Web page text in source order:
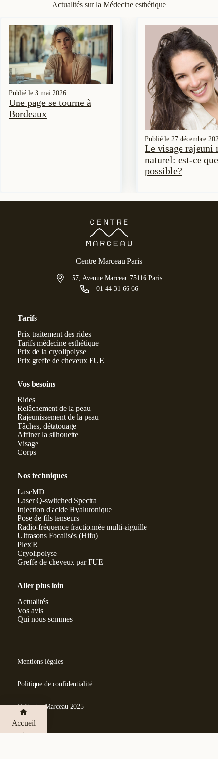
Actualités sur la Médecine esthétique
Publié le 3 mai 2026
Une page se tourne à
Bordeaux
Publié le 27 décembre
Le visage rajeuni
naturel: est-ce
possible?
Centre Marceau Paris
57, Avenue Marceau 75116 Paris
01 44 31 66 66
Tarifs
Prix traitement des rides
Tarifs médecine esthétique
Prix de la cryolipolyse
Prix greffe de cheveux FUE
Vos besoins
Rides
Relâchement de la peau
Rajeunissement de la peau
Tâches, détatouage
Affiner la silhouette
Visage
Corps
Nos techniques
LaseMD
Laser Q-switched Spectra
Injection d'acide Hyaluronique
Pose de fils tenseurs
Radio-fréquence fractionnée multi-aiguille
Ultrasons Focalisés (Hifu)
Plex'R
Cryolipolyse
Greffe de cheveux par FUE
Aller plus loin
Actualités
Vos avis
Qui nous sommes
Mentions légales
Politique de confidentialité
© Centre Marceau 2025
Accueil